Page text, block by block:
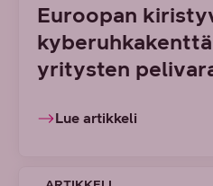
Euroopan
yritysten
Lue artikkeli